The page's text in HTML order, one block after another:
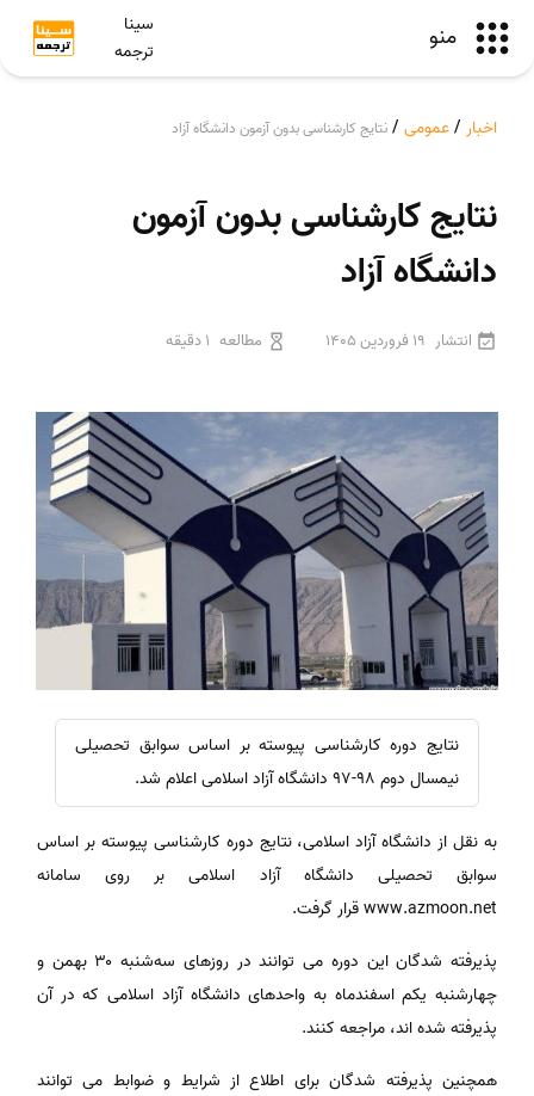
منو
سینا
ترجمه
اخبار /عمومی / نتایج کارشناسی بدون آزمون دانشگاه آزاد
نتایج کارشناسی بدون آزمون
دانشگاه آزاد
انتشار 19 فروردین 1405 مطالعه 1 دقیقه
نتایج دوره کارشناسی پیوسته بر اساس سوابق تحصیلی
نیمسال دوم ۹۸-۹۷ دانشگاه آزاد اسلامی اعلام شد.
به نقل از دانشگاه آزاد اسلامی، نتایج دوره کارشناسی پیوسته بر اساس
سوابق تحصیلی دانشگاه آزاد اسلامی بر روی سامانه
www.azmoon.net قرار گرفت.
پذیرفته شدگان این دوره می توانند در روزهای سه‌شنبه ۳۰ بهمن و
چهارشنبه یکم اسفندماه به واحدهای دانشگاه آزاد اسلامی که در آن
پذیرفته شده اند، مراجعه کنند.
همچنین پذیرفته شدگان برای اطلاع از شرایط و ضوابط می توانند